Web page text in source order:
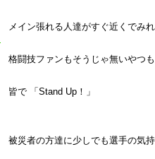
メイン張れる人達がすぐ近くでみ
格闘技ファンもそうじゃ無いやつも
皆で 「Stand Up！」
被災者の方達に少しでも選手の気